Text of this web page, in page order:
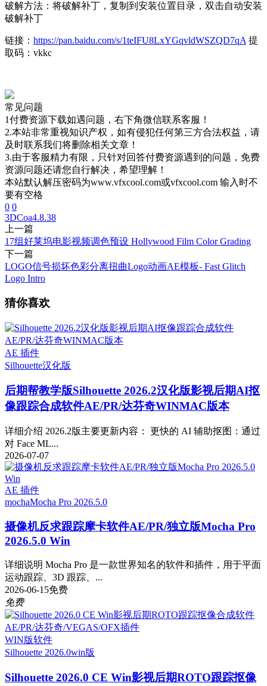
破解方法：将破解补丁，复制到安装位置目录，双击自动安装
破解补丁
链接： https://pan.baidu.com/s/1teIFU8LxYGqvldWSZQD7qA 提
取码：vkkc
常见问题
1付费资源下载如遇问题，右下角微信联系客服！
2.本站非常重视知识产权，如有侵犯任何第三方合法权益，请
及时联系我们将删除相关文章！
3.由于客服精力有限，只针对回答付费资源遇到的问题，免费
资源问题还请您自行解决，希望理解！
本站默认解压密码为www.vfxcool.com或vfxcool.com 输入时不
要有空格
0 0
3DCoa4.8.38
上一篇
17组好莱坞电影视频调色预设 Hollywood Film Color Grading
下一篇
LOGO信号损坏色彩分离扭曲Logo动画AE模板- Fast Glitch
Logo Intro
猜你喜欢
AE 插件
Silhouette汉化版
后期帮教学版Silhouette 2026.2汉化版影视后期AI抠
像跟踪合成软件AE/PR/达芬奇WINMAC版本
详细介绍 2026.2版主要更新内容： 更快的 AI 辅助抠图：通过
对 Face ML...
2026-07-07
AE 插件
mochaMocha Pro 2026.5.0
摄像机反求跟踪摩卡软件AE/PR/独立版Mocha Pro
2026.5.0 Win
详细说明 Mocha Pro 是一款世界知名的软件和插件，用于平面
运动跟踪、3D 跟踪、...
2026-06-15免费
免费
WIN版软件
Silhouette 2026.0win版
Silhouette 2026.0 CE Win影视后期ROTO跟踪抠像